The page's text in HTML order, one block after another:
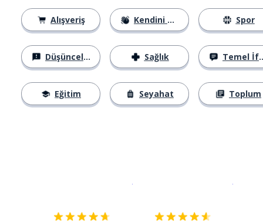
Alışveriş
Düşünceler
Eğitim
Kendini Tanıtma
Sağlık
Seyahat
Spor
Temel İfadeler
Toplum